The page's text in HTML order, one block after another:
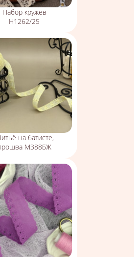
Набор кружев
Н1262/25
на батисте,
М388БЖ